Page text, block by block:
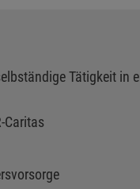
Tätigkeit in
Caritas